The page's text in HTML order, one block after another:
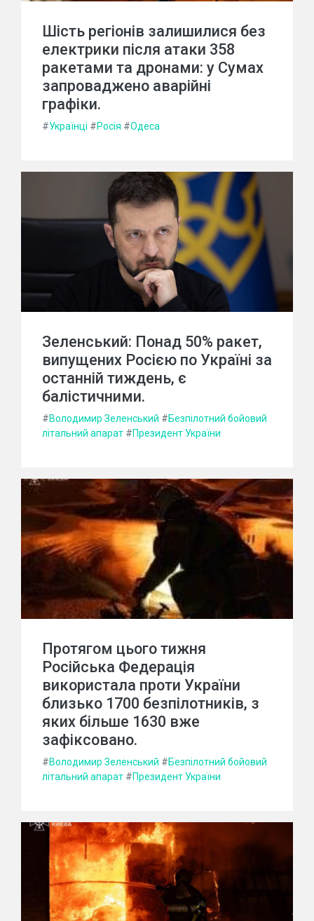
Шість регіонів залишилися без
електрики після атаки 358
ракетами та дронами: у Сумах
запроваджено аварійні
графіки.
#Українці #Росія #Одеса
Зеленський: Понад 50% ракет,
випущених Росією по Україні за
останній тиждень, є
балістичними.
#Володимир Зеленський #Безпілотний бойовий
літальний апарат #Президент України
Протягом цього тижня
Російська Федерація
використала проти України
близько 1700 безпілотників, з
яких більше 1630 вже
зафіксовано.
#Володимир Зеленський #Безпілотний бойовий
літальний апарат #Президент України